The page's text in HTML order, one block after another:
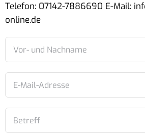
Telefon: 07142-7886690 E-Mail:
online.de